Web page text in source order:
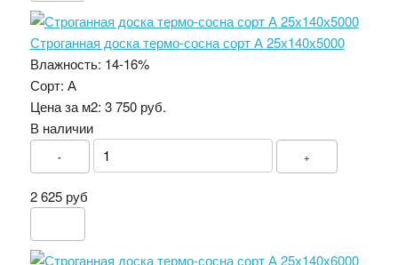
Строганная доска термо-сосна сорт А 25х140х5000
Влажность: 14-16%
Сорт: А
Цена за м2: 3 750 руб.
В наличии
- +
2 625 руб